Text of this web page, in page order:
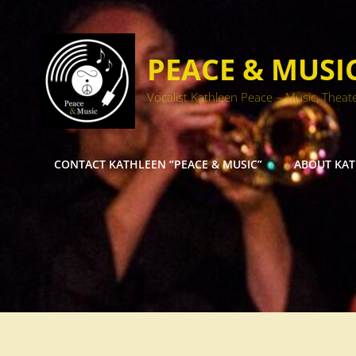
PEACE &
Vocalist Kathleen Peace – Music,
CONTACT KATHLEEN “PEACE & MUSIC” ABOUT